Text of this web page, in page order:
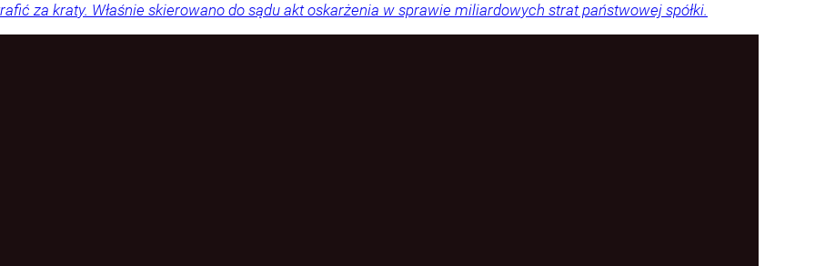
za kraty. Właśnie skierowano do sądu akt oskarżenia w sprawie miliardowych strat państwowej spółki.